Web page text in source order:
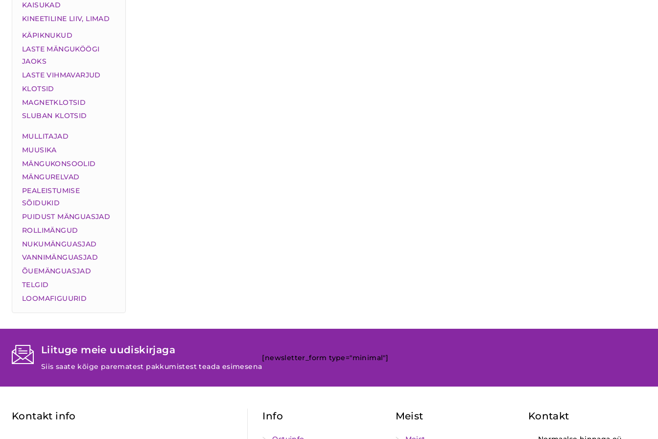
KAISUKAD
KINEETILINE LIIV, LIMAD
KÄPIKNUKUD
LASTE MÄNGUKÖÖGI
JAOKS
LASTE VIHMAVARJUD
KLOTSID
MAGNETKLOTSID
SLUBAN KLOTSID
MULLITAJAD
MUUSIKA
MÄNGUKONSOOLID
MÄNGURELVAD
PEALEISTUMISE
SÕIDUKID
PUIDUST MÄNGUASJAD
ROLLIMÄNGUD
NUKUMÄNGUASJAD
VANNIMÄNGUASJAD
ÕUEMÄNGUASJAD
TELGID
LOOMAFIGUURID
Liituge meie uudiskirjaga
Siis saate kõige parematest pakkumistest teada esimesena
[newsletter_form type="minimal"]
Kontakt info Info Meist Kontakt